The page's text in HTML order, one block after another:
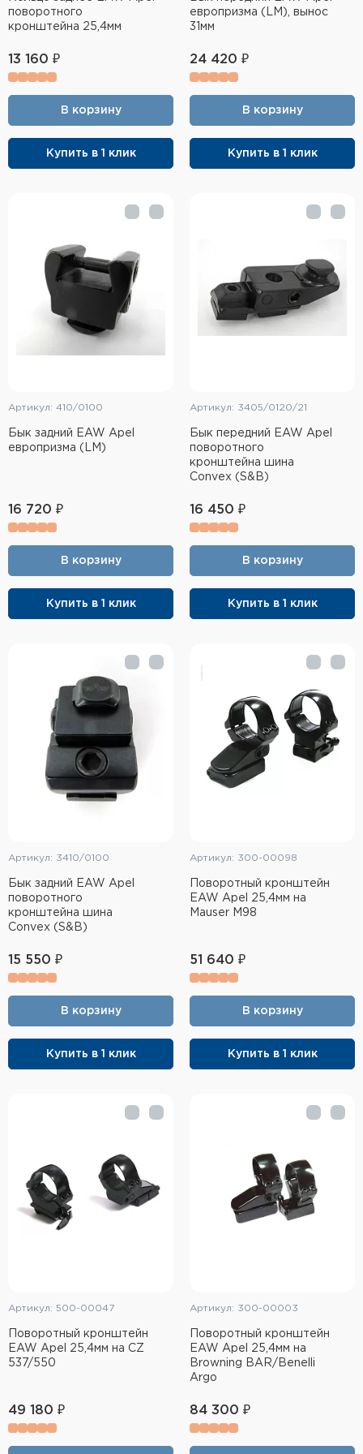
поворотного
кронштейна 25,4мм
13 160 ₽
В корзину
Купить в 1 клик
европризма (LM), вынос
31мм
24 420 ₽
В корзину
Купить в 1 клик
Артикул: 410/0100
Бык задний EAW Apel
европризма (LM)
16 720 ₽
В корзину
Купить в 1 клик
Артикул: 3405/0120/21
Бык передний EAW Apel
поворотного
кронштейна шина
Convex (S&B)
16 450 ₽
В корзину
Купить в 1 клик
Артикул: 3410/0100
Бык задний EAW Apel
поворотного
кронштейна шина
Convex (S&B)
15 550 ₽
В корзину
Купить в 1 клик
Артикул: 300-00098
Поворотный кронштейн
EAW Apel 25,4мм на
Mauser M98
51 640 ₽
В корзину
Купить в 1 клик
Артикул: 500-00047
Поворотный кронштейн
EAW Apel 25,4мм на CZ
537/550
49 180 ₽
Артикул: 300-00003
Поворотный кронштейн
EAW Apel 25,4мм на
Browning BAR/Benelli
Argo
84 300 ₽